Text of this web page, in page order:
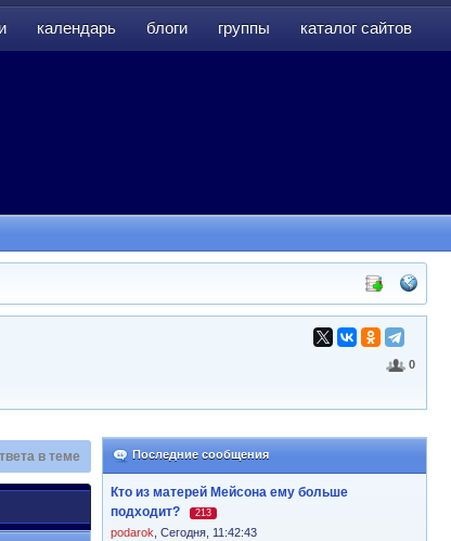
календарь блоги группы каталог сайтов
0
Последние сообщения
Кто из матерей Мейсона ему больше
подходит?
213
podarok Сегодня, 11:42:43
в теме